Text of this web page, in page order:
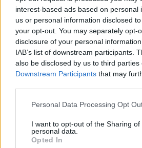
interest-based ads based on personal
us or personal information disclosed
your opt-out. You may separately opt-
disclosure of your personal
IAB’s list of downstream participants.
also be disclosed by us to third parties
Downstream Participants that may
Personal Data Processing Opt
I want to opt-out of the Sharing of
personal data.
Opted In
https://t.co/M4RyWX0JN1
pic.twitter.com/qDQZr0HQ5c
— lefts (@bomblefts)
May 9,
Сенаторот од Хаваи,
потегот на локалниот
„амбасадор на Алоха“ затоа
„охана“ (семејство) на
видоа активист за животна
сакам да го нарекувам, кој
случи ако ја допрете
животните“, рече Ава,